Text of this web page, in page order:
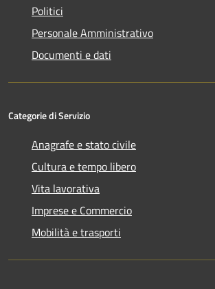
Politici
Personale Amministrativo
Documenti e dati
Categorie di Servizio
Anagrafe e stato civile
Cultura e tempo libero
Vita lavorativa
Imprese e Commercio
Mobilità e trasporti